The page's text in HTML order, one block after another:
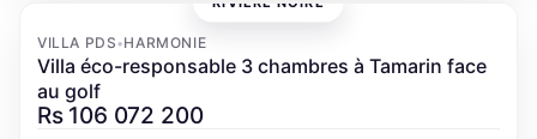
VILLA PDS•HARMONIE
Villa éco-responsable 3 chambres à Tamarin face
au golf
Rs 106 072 200